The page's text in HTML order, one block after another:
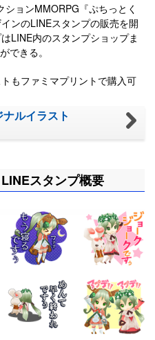
ョンMMORPG『ぷちっとく
ンのLINEスタンプの販売を開
LINE内のスタンプショップま
できる。
もファミマプリントで購入可
ナルイラスト
スタンプ概要